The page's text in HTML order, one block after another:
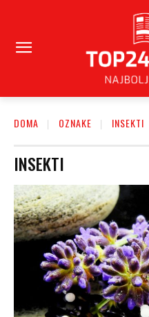
DOMA OZNAKE INSEKTI
INSEKTI